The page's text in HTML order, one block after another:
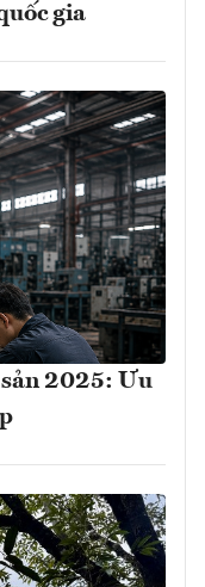
gia
sản 2025: Ưu